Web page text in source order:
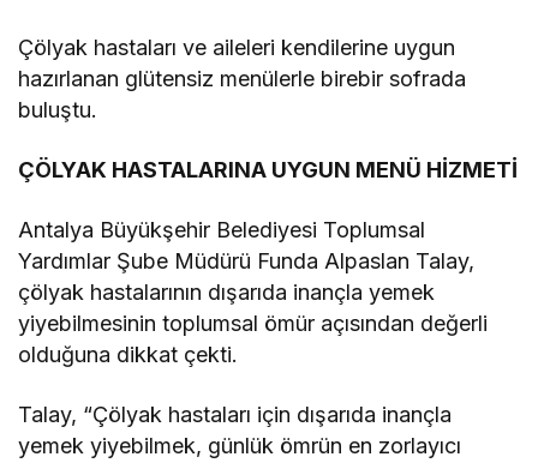
Çölyak hastaları ve aileleri kendilerine uygun
hazırlanan glütensiz menülerle birebir sofrada
buluştu.
ÇÖLYAK HASTALARINA UYGUN MENÜ HİZMETİ
Antalya Büyükşehir Belediyesi Toplumsal
Yardımlar Şube Müdürü Funda Alpaslan Talay,
çölyak hastalarının dışarıda inançla yemek
yiyebilmesinin toplumsal ömür açısından değerli
olduğuna dikkat çekti.
Talay, “Çölyak hastaları için dışarıda inançla
yemek yiyebilmek, günlük ömrün en zorlayıcı